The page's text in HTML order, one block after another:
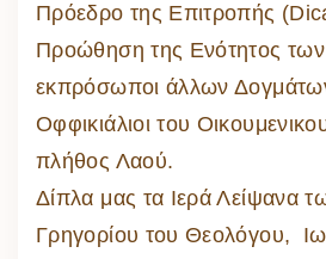
Πρόεδρο της Επιτροπής
Προώθηση της Ενότητος των
εκπρόσωποι άλλων
Οφφικιάλιοι του
πλήθος Λαού.
Δίπλα μας τα Ιερά Λείψανα
Γρηγορίου του Θεολόγου,